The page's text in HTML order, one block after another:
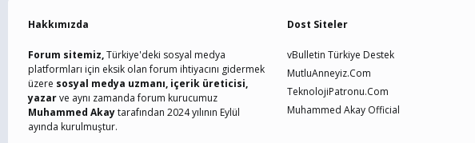
Hakkımızda
Forum sitemiz,Türkiye'deki sosyal medya
platformları için eksik olan forum ihtiyacını gidermek
üzere sosyal medya uzmanı, içerik üreticisi,
yazarve aynı zamanda forum kurucumuz
Muhammed Akaytarafından 2024 yılının Eylül
ayında kurulmuştur.
Dost Siteler
vBulletin Türkiye Destek
MutluAnneyiz.Com
TeknolojiPatronu.Com
Muhammed Akay Official